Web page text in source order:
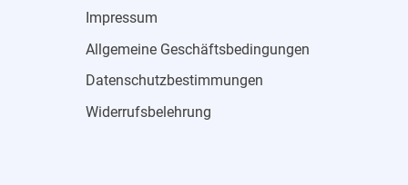
Impressum
Allgemeine Geschäftsbedingungen
Datenschutzbestimmungen
Widerrufsbelehrung